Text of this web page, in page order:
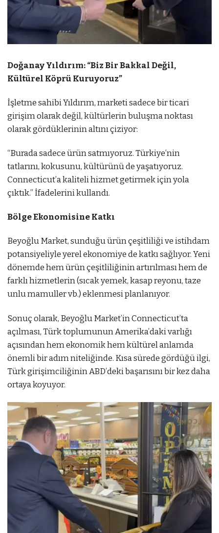
Doğanay Yıldırım: “Biz Bir Bakkal Değil,
Kültürel Köprü Kuruyoruz”
İşletme sahibi Yıldırım, marketi sadece bir ticari
girişim olarak değil, kültürlerin buluşma noktası
olarak gördüklerinin altını çiziyor:
“Burada sadece ürün satmıyoruz. Türkiye’nin
tatlarını, kokusunu, kültürünü de yaşatıyoruz.
Connecticut’a kaliteli hizmet getirmek için yola
çıktık.” İfadelerini kullandı.
Bölge Ekonomisine Katkı
Beyoğlu Market, sunduğu ürün çeşitliliği ve istihdam
potansiyeliyle yerel ekonomiye de katkı sağlıyor. Yeni
dönemde hem ürün çeşitliliğinin artırılması hem de
farklı hizmetlerin (sıcak yemek, kasap reyonu, taze
unlu mamuller vb.) eklenmesi planlanıyor.
Sonuç olarak, Beyoğlu Market’in Connecticut’ta
açılması, Türk toplumunun Amerika’daki varlığı
açısından hem ekonomik hem kültürel anlamda
önemli bir adım niteliğinde. Kısa sürede gördüğü ilgi,
Türk girişimciliğinin ABD’deki başarısını bir kez daha
ortaya koyuyor.